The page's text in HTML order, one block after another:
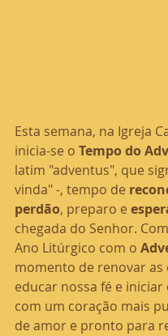
Esta semana, na Igreja
inicia-se o Tempo do
latim "adventus", que
vinda" -, tempo de
perdão, preparo e
chegada do Senhor.
Ano Litúrgico com o
momento de renovar as
educar nossa fé e iniciar
com um coração mais
de amor e pronto para